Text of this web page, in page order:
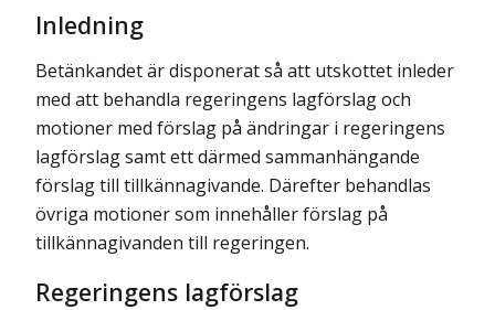
Inledning
Betänkandet är disponerat så att utskottet inleder
med att behandla regeringens lagförslag och
motioner med förslag på ändringar i regeringens
lagförslag samt ett därmed sammanhängande
förslag till tillkännagivande. Därefter behandlas
övriga motioner som innehåller förslag på
tillkännagivanden till regeringen.
Regeringens lagförslag